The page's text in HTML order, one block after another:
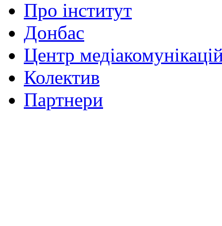
Про інститут
Донбас
Центр
Колектив
Партнери